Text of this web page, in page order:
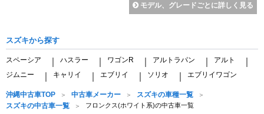
モデル、グレードごとに詳しく見る
スズキから探す
スペーシア ハスラー ワゴンR アルトラパン アルト
ジムニー キャリイ エブリイ ソリオ エブリイワゴン
沖縄中古車TOP 中古車メーカー
スズキの車種一覧
スズキの中古車一覧
フロンクス(ホワイト系)の中古車一覧